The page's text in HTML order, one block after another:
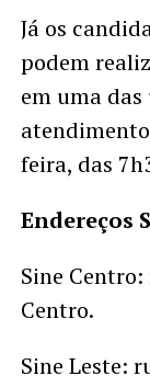
Já os
podem
em uma das
feira, das
Endereços
Sine
Centro.
Sine Leste: